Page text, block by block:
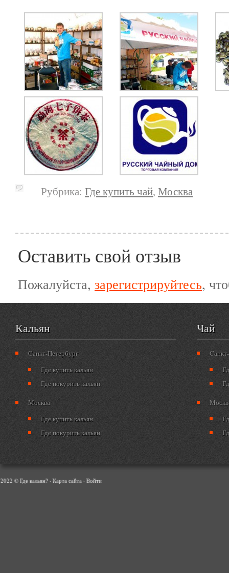
Рубрика: Где купить чай, Москва
Оставить свой отзыв
Пожалуйста, зарегистрируйтесь,
Кальян
Cанкт-Петербург
Где купить кальян
Где покурить кальян
Москва
Где купить кальян
Где покурить кальян
Чай
2022 © Где кальян? · Карта сайта· Войти